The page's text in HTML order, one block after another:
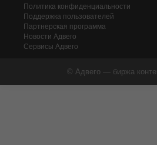
Политика конфиденциальности
Поддержка пользователей
Партнерская программа
Новости Адвего
Сервисы Адвего
© Адвего — биржа